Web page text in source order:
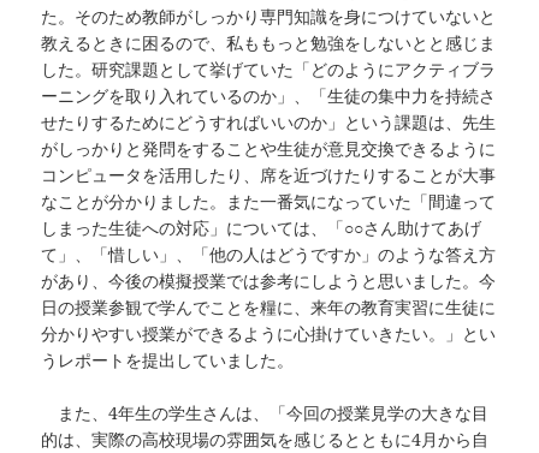
た。そのため教師がしっかり専門知識を身につけていないと
教えるときに困るので、私ももっと勉強をしないとと感じま
した。研究課題として挙げていた「どのようにアクティブラ
ーニングを取り入れているのか」、「生徒の集中力を持続さ
せたりするためにどうすればいいのか」という課題は、先生
がしっかりと発問をすることや生徒が意見交換できるように
コンピュータを活用したり、席を近づけたりすることが大事
なことが分かりました。また一番気になっていた「間違って
しまった生徒への対応」については、「○○さん助けてあげ
て」、「惜しい」、「他の人はどうですか」のような答え方
があり、今後の模擬授業では参考にしようと思いました。今
日の授業参観で学んでことを糧に、来年の教育実習に生徒に
分かりやすい授業ができるように心掛けていきたい。」とい
うレポートを提出していました。
また、4年生の学生さんは、「今回の授業見学の大きな目
的は、実際の高校現場の雰囲気を感じるとともに4月から自